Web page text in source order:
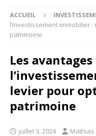
ACCUEIL
l’investissement immobilier
patrimoine
Les
levier pour
patrimoine
juillet 3, 2024 Mathias